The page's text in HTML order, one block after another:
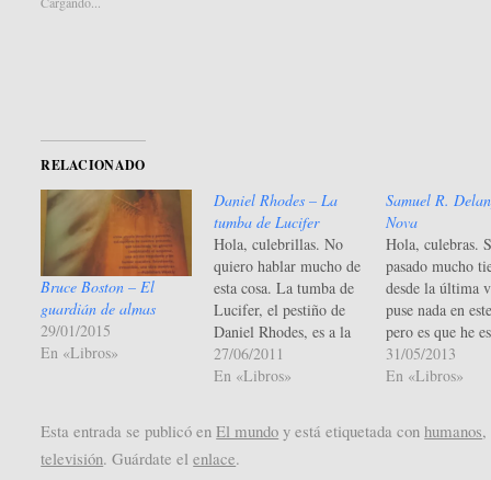
en
RELACIONADO
Bruce Boston – El
guardián de almas
29/01/2015
En «Libros»
Daniel Rhodes – La
tumba de Lucifer
Hola, culebrillas. No
quiero hablar mucho de
esta cosa. La tumba de
Lucifer, el pestiño de
Daniel Rhodes, es a la
literatura de terror lo
que los telefilmes post
quiero pensar que el
cine de calidad todavía
27/06/2011
En «Libros»
Samuel R.
Nova
Hola, culebras.
pasado mucho
desde la última
puse nada en
pero es que he
aun sigo) de
pachucho. Y
tenido muchas
31/05/2013
En «Libros»
Esta entrada se publicó enEl mundo y está etiquetada conhumanos,
televisión. Guárdate elenlace.